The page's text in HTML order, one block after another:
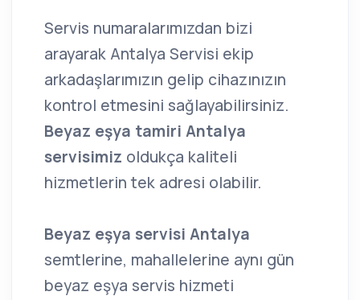
Servis numaralarımızdan bizi
arayarak Antalya Servisi ekip
arkadaşlarımızın gelip cihazınızın
kontrol etmesini sağlayabilirsiniz.
Beyaz eşya tamiri Antalya
servisimiz oldukça kaliteli
hizmetlerin tek adresi olabilir.
Beyaz eşya servisi Antalya
semtlerine, mahallelerine aynı gün
beyaz eşya servis hizmeti